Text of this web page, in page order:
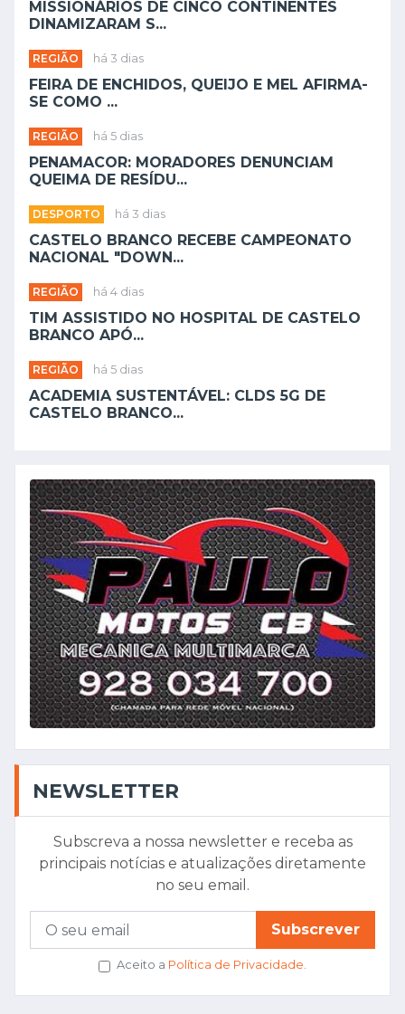
MISSIONÁRIOS DE CINCO CONTINENTES
DINAMIZARAM S...
REGIÃO há 3 dias
FEIRA DE ENCHIDOS, QUEIJO E MEL AFIRMA-
SE COMO ...
REGIÃO há 5 dias
PENAMACOR: MORADORES DENUNCIAM
QUEIMA DE RESÍDU...
DESPORTO há 3 dias
CASTELO BRANCO RECEBE CAMPEONATO
NACIONAL "DOWN...
REGIÃO há 4 dias
TIM ASSISTIDO NO HOSPITAL DE CASTELO
BRANCO APÓ...
REGIÃO há 5 dias
ACADEMIA SUSTENTÁVEL: CLDS 5G DE
CASTELO BRANCO...
NEWSLETTER
Subscreva a nossa newsletter e receba as
principais notícias e atualizações diretamente
no seu email.
Subscrever
Aceito a Política de Privacidade.